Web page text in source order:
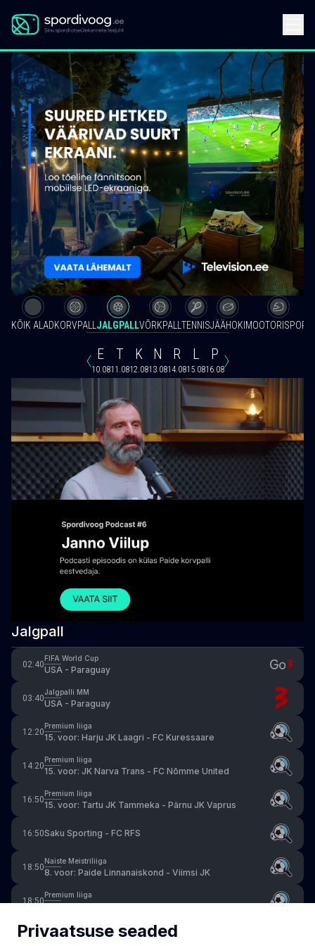
KÕIK ALADKORVPALL JALGPALLVÕRKPALL TENNISJÄÄHOKI MOOTORISPORT
E
10.08
T
11.08
K
12.08
N
13.08
R
14.08
L
15.08
P
16.08
Jalgpall
02:40
FIFA World Cup
USA - Paraguay
03:40
Jalgpalli MM
USA - Paraguay
12:20
Premium liiga
15. voor: Harju JK Laagri - FC Kuressaare
14:20
Premium liiga
15. voor: JK Narva Trans - FC Nõmme United
16:50
Premium liiga
15. voor: Tartu JK Tammeka - Pärnu JK Vaprus
16:50Saku Sporting - FC RFS
18:50
Naiste Meistriliiga
8. voor: Paide Linnanaiskond - Viimsi JK
18:50
Premium liiga
15. voor: Tallinna FC Flora - Tallinna FCI Levadia
21:43
FIFA World Cup
Qatar - Switzerland
Privaatsuse seaded